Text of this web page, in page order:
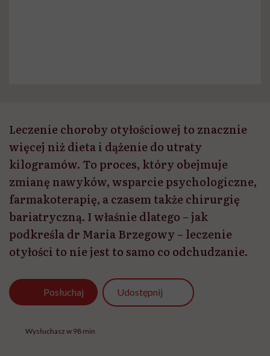
Leczenie choroby otyłościowej to znacznie
więcej niż dieta i dążenie do utraty
kilogramów. To proces, który obejmuje
zmianę nawyków, wsparcie psychologiczne,
farmakoterapię, a czasem także chirurgię
bariatryczną. I właśnie dlatego – jak
podkreśla dr Maria Brzegowy – leczenie
otyłości to nie jest to samo co odchudzanie.
Posłuchaj Udostępnij
Wysłuchasz w 98 min